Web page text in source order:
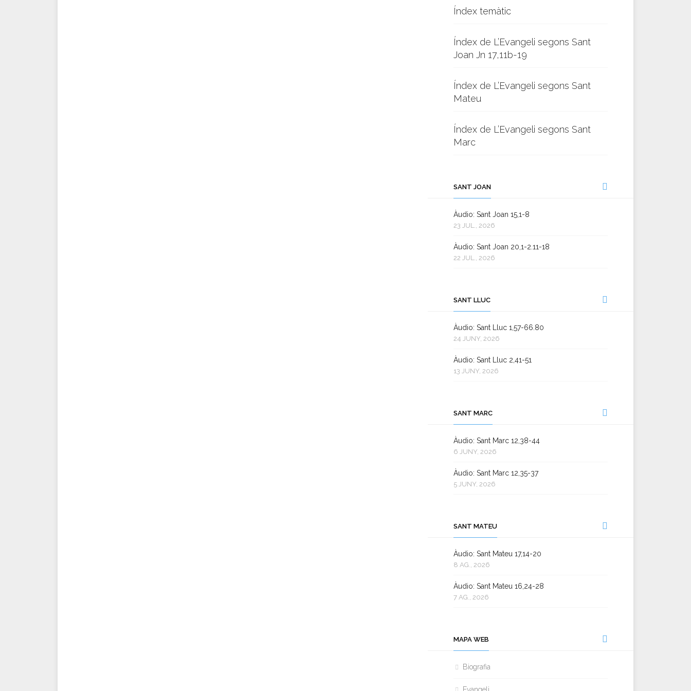
Índex temàtic
Índex de L’Evangeli segons Sant
Joan Jn 17,11b-19
Índex de L’Evangeli segons Sant
Mateu
Índex de L’Evangeli segons Sant
Marc
SANT JOAN
Àudio: Sant Joan 15,1-8
23 JUL., 2026
Àudio: Sant Joan 20,1-2.11-18
22 JUL., 2026
SANT LLUC
Àudio: Sant Lluc 1,57-66.80
24 JUNY, 2026
Àudio: Sant Lluc 2,41-51
13 JUNY, 2026
SANT MARC
Àudio: Sant Marc 12,38-44
6 JUNY, 2026
Àudio: Sant Marc 12,35-37
5 JUNY, 2026
SANT MATEU
Àudio: Sant Mateu 17,14-20
8 AG., 2026
Àudio: Sant Mateu 16,24-28
7 AG., 2026
MAPA WEB
Biografia